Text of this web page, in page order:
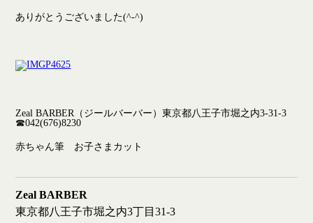
ありがとうございました(^-^)
Zeal BARBER（ジールバーバー）東京都八王子市堀之内3-31-3
☎042(676)8230
赤ちゃん筆 お子さまカット
Zeal BARBER
東京都八王子市堀之内3丁目31-3